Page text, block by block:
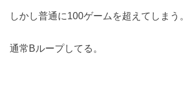
しかし普通に100ゲームを超えてしまう。
通常Bループしてる。